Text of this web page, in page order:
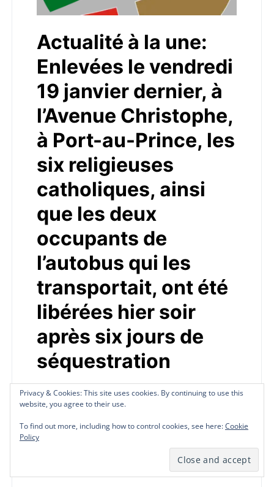
Actualité à la une:
Enlevées le vendredi
19 janvier dernier, à
l’Avenue Christophe,
à Port-au-Prince, les
six religieuses
catholiques, ainsi
que les deux
occupants de
l’autobus qui les
transportait, ont été
libérées hier soir
après six jours de
séquestration
Redaction Télé Pluriel January 25, 2024
Actualité à la une: Enlevées le vendredi 19
janvier dernier, à l’Avenue Christophe, à Port-
au-Prince, les six religieuses…
Privacy & Cookies: This site uses cookies. By continuing to use this
website, you agree to their use.
To find out more, including how to control cookies, see here:Cookie
Policy
Privacy & Cookies: This site uses cookies. By continuing to use this
website, you agree to their use.
To find out more, including how to control cookies, see here:Cookie
Policy
Privacy & Cookies: This site uses cookies. By continuing to use this
website, you agree to their use.
To find out more, including how to control cookies, see here:Cookie
Policy